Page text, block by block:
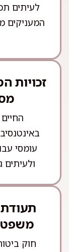
לעיתים
המעניקים
זכויות
עומסי
ולעיתים
חוק